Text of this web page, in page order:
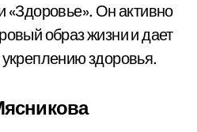
«Здоровье». Он активно
образ жизни и дает
здоровья.